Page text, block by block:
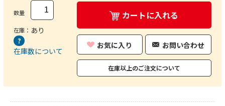
数量
在庫： あり
在庫数について
カートに入れる
お気に入り お問い合わせ
在庫以上のご注文について